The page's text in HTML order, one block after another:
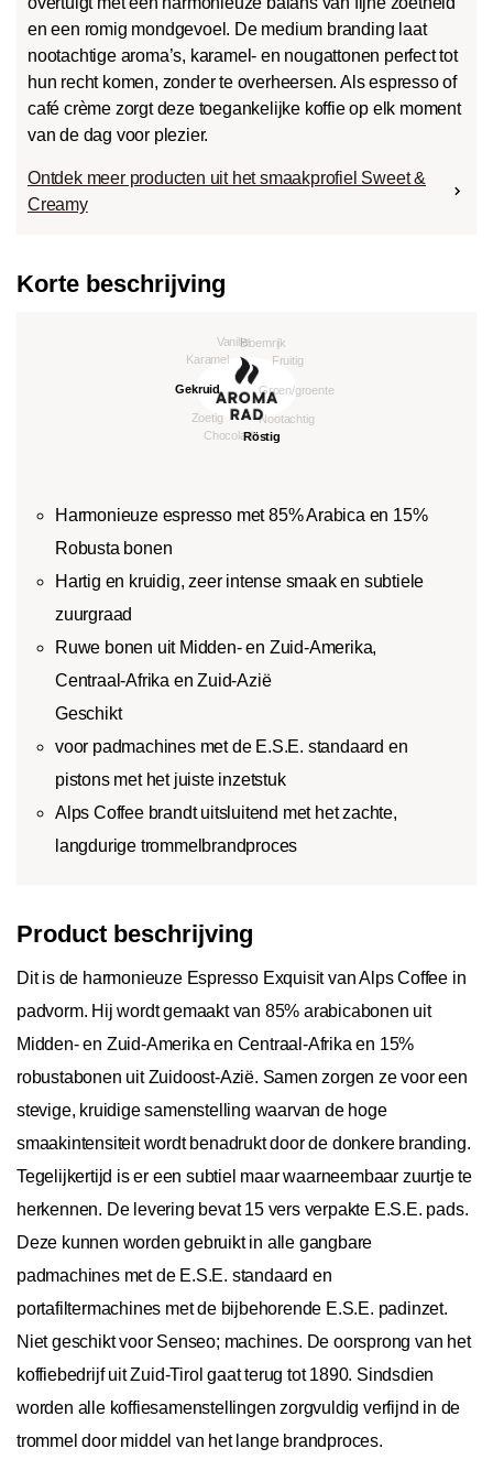
en een romig mondgevoel. De medium branding laat
nootachtige aroma’s, karamel- en nougattonen perfect tot
hun recht komen, zonder te overheersen. Als espresso of
café crème zorgt deze toegankelijke koffie op elk moment
van de dag voor plezier.
Ontdek meer producten uit het smaakprofiel Sweet &
Creamy
Korte beschrijving
Harmonieuze espresso met 85% Arabica en 15%
Robusta bonen
Hartig en kruidig, zeer intense smaak en subtiele
zuurgraad
Ruwe bonen uit Midden- en Zuid-Amerika,
Centraal-Afrika en Zuid-Azië
Geschikt
voor padmachines met de E.S.E. standaard en
pistons met het juiste inzetstuk
Alps Coffee brandt uitsluitend met het zachte,
langdurige trommelbrandproces
Product beschrijving
Dit is de harmonieuze Espresso Exquisit van Alps Coffee in
padvorm. Hij wordt gemaakt van 85% arabicabonen uit
Midden- en Zuid-Amerika en Centraal-Afrika en 15%
robustabonen uit Zuidoost-Azië. Samen zorgen ze voor een
stevige, kruidige samenstelling waarvan de hoge
smaakintensiteit wordt benadrukt door de donkere branding.
Tegelijkertijd is er een subtiel maar waarneembaar zuurtje te
herkennen. De levering bevat 15 vers verpakte E.S.E. pads.
Deze kunnen worden gebruikt in alle gangbare
padmachines met de E.S.E. standaard en
portafiltermachines met de bijbehorende E.S.E. padinzet.
Niet geschikt voor Senseo; machines. De oorsprong van het
koffiebedrijf uit Zuid-Tirol gaat terug tot 1890. Sindsdien
worden alle koffiesamenstellingen zorgvuldig verfijnd in de
trommel door middel van het lange brandproces.